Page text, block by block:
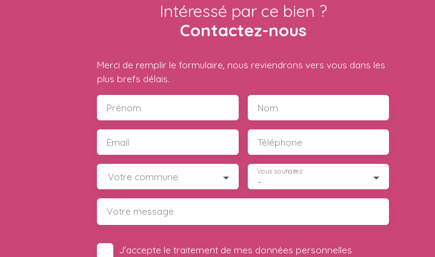
Intéressé par ce bien ?
Contactez-nous
Merci de remplir le formulaire, nous reviendrons vers vous dans les
plus brefs délais.
Prénom Nom
Email Téléphone
Votre commune -
Vous souhaitez
Votre message
J'accepte le traitement de mes données personnelles